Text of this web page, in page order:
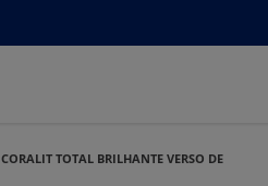
CORALIT TOTAL BRILHANTE VERSO DE